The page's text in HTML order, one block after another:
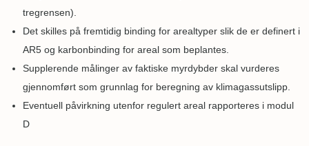
tregrensen).
Det skilles på fremtidig binding for arealtyper slik de er definert i
AR5 og karbonbinding for areal som beplantes.
Supplerende målinger av faktiske myrdybder skal vurderes
gjennomført som grunnlag for beregning av klimagassutslipp.
Eventuell påvirkning utenfor regulert areal rapporteres i modul
D